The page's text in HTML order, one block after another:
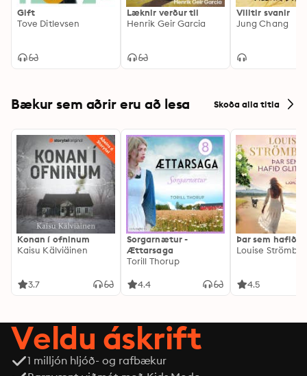
Gift
Tove Ditlevsen
Læknir verður til
Henrik Geir Garcia
Villtir svanir
Jung Chang
Bækur sem aðrir eru að lesa Skoða alla titla
Konan í ofninum
Kaisu Kälviäinen
3.7
Sorgarnætur -
Ættarsaga
Torill Thorup
4.4
Þar sem hafið
Louise
4.5
Veldu áskrift
1 milljón hljóð- og rafbækur